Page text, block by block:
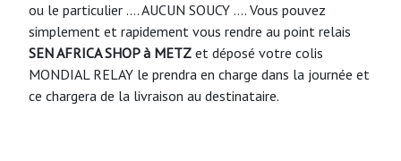
ou le particulier …. AUCUN SOUCY …. Vous pouvez
simplement et rapidement vous rendre au point relais
SEN AFRICA SHOP à METZ et déposé votre colis
MONDIAL RELAY le prendra en charge dans la journée et
ce chargera de la livraison au destinataire.